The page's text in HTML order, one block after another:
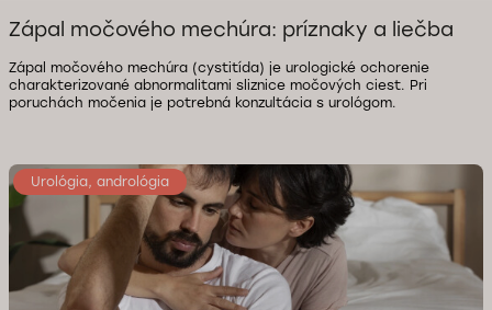
Zápal močového mechúra: príznaky a liečba
Zápal močového mechúra (cystitída) je urologické ochorenie
charakterizované abnormalitami sliznice močových ciest. Pri
poruchách močenia je potrebná konzultácia s urológom.
Urológia, andrológia